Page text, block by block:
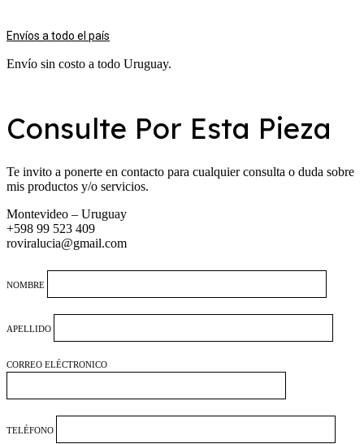
Envíos a todo el país
Envío sin costo a todo Uruguay.
Consulte Por Esta Pieza
Te invito a ponerte en contacto para cualquier consulta o duda sobre
mis productos y/o servicios.
Montevideo – Uruguay
+598 99 523 409
roviralucia@gmail.com
NOMBRE
APELLIDO
CORREO ELÉCTRONICO
TELÉFONO